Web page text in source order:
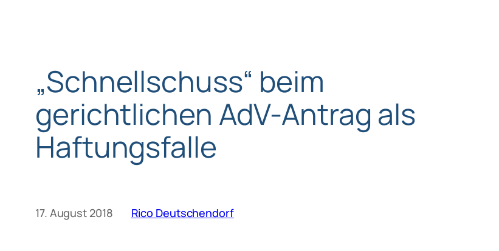
„Schnellschuss“ beim
gerichtlichen AdV-Antrag als
Haftungsfalle
17. August 2018 Rico Deutschendorf